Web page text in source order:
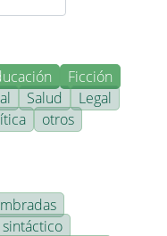
Ficción
Salud
Legal
otros